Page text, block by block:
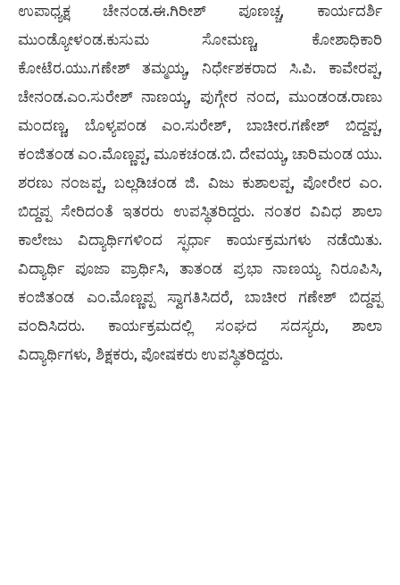
ಉಪಾಧ್ಯಕ್ಷ ಚೇನಂಡ.ಈ.ಗಿರೀಶ್ ಪೂಣಚ್ಚ, ಕಾರ್ಯದರ್ಶಿ
ಮುಂಡ್ಯೋಳಂಡ.ಕುಸುಮ ಸೋಮಣ್ಣ, ಕೋಶಾಧಿಕಾರಿ
ಕೋಟೆರ.ಯು.ಗಣೇಶ್ ತಮ್ಮಯ್ಯ, ನಿರ್ಧೇಶಕರಾದ ಸಿ.ಪಿ. ಕಾವೇರಪ್ಪ,
ಚೇನಂಡ.ಎಂ.ಸುರೇಶ್ ನಾಣಯ್ಯ, ಪುಗ್ಗೇರ ನಂದ, ಮುಂಡಂಡ.ರಾಣು
ಮಂದಣ್ಣ, ಬೊಳ್ಯಪಂಡ ಎಂ.ಸುರೇಶ್, ಬಾಚೀರ.ಗಣೇಶ್ ಬಿದ್ದಪ್ಪ,
ಕಂಜಿತಂಡ ಎಂ.ಮೊಣ್ಣಪ್ಪ, ಮೂಕಚಂಡ.ಬಿ. ದೇವಯ್ಯ, ಚಾರಿಮಂಡ ಯು.
ಶರಣು ನಂಜಪ್ಪ, ಬಲ್ಲಡಿಚಂಡ ಜಿ. ವಿಜು ಕುಶಾಲಪ್ಪ, ಪೋರೇರ ಎಂ.
ಬಿದ್ದಪ್ಪ ಸೇರಿದಂತೆ ಇತರರು ಉಪಸ್ಥಿತರಿದ್ದರು. ನಂತರ ವಿವಿಧ ಶಾಲಾ
ಕಾಲೇಜು ವಿದ್ಯಾರ್ಥಿಗಳಿಂದ ಸ್ಫರ್ಧಾ ಕಾರ್ಯಕ್ರಮಗಳು ನಡೆಯಿತು.
ವಿದ್ಯಾರ್ಥಿ ಪೂಜಾ ಪ್ರಾರ್ಥಿಸಿ, ತಾತಂಡ ಪ್ರಭಾ ನಾಣಯ್ಯ ನಿರೂಪಿಸಿ,
ಕಂಜಿತಂಡ ಎಂ.ಮೊಣ್ಣಪ್ಪ ಸ್ವಾಗತಿಸಿದರೆ, ಬಾಚೀರ ಗಣೇಶ್ ಬಿದ್ದಪ್ಪ
ವಂದಿಸಿದರು. ಕಾರ್ಯಕ್ರಮದಲ್ಲಿ ಸಂಘದ ಸದಸ್ಯರು, ಶಾಲಾ
ವಿದ್ಯಾರ್ಥಿಗಳು, ಶಿಕ್ಷಕರು, ಪೋಷಕರು ಉಪಸ್ಥಿತರಿದ್ದರು.